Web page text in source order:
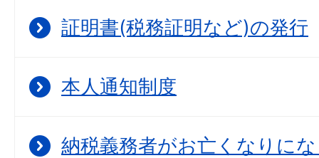
証明書(税務証明など)の発行
本人通知制度
納税義務者がお亡くなりに